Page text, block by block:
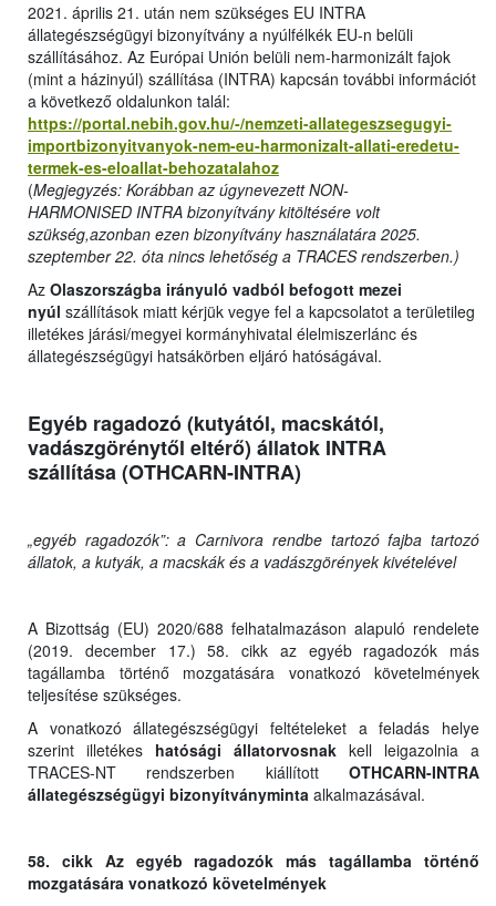
2021. április 21. után nem szükséges EU INTRA
állategészségügyi bizonyítvány a nyúlfélkék EU-n belüli
szállításához. Az Európai Unión belüli nem-harmonizált fajok
(mint a házinyúl) szállítása (INTRA) kapcsán további információt
a következő oldalunkon talál:
https://portal.nebih.gov.hu/-/nemzeti-allategeszsegugyi-
importbizonyitvanyok-nem-eu-harmonizalt-allati-eredetu-
termek-es-eloallat-behozatalahoz
(Megjegyzés: Korábban az úgynevezett NON-
HARMONISED INTRA bizonyítvány kitöltésére volt
szükség,azonban ezen bizonyítvány használatára 2025.
szeptember 22. óta nincs lehetőség a TRACES rendszerben.)
Az Olaszországba irányuló vadból befogott mezei
nyúl szállítások miatt kérjük vegye fel a kapcsolatot a területileg
illetékes járási/megyei kormányhivatal élelmiszerlánc és
állategészségügyi hatsákörben eljáró hatóságával.
Egyéb ragadozó (kutyától, macskától,
vadászgörénytől eltérő) állatok INTRA
szállítása (OTHCARN-INTRA)
„egyéb ragadozók”: a Carnivora rendbe tartozó fajba tartozó
állatok, a kutyák, a macskák és a vadászgörények kivételével
A Bizottság (EU) 2020/688 felhatalmazáson alapuló rendelete
(2019. december 17.) 58. cikk az egyéb ragadozók más
tagállamba történő mozgatására vonatkozó követelmények
teljesítése szükséges.
A vonatkozó állategészségügyi feltételeket a feladás helye
szerint illetékes hatósági állatorvosnak kell leigazolnia a
TRACES-NT rendszerben kiállított OTHCARN-INTRA
állategészségügyi bizonyítványminta alkalmazásával.
58. cikk Az egyéb ragadozók más tagállamba történő
mozgatására vonatkozó követelmények